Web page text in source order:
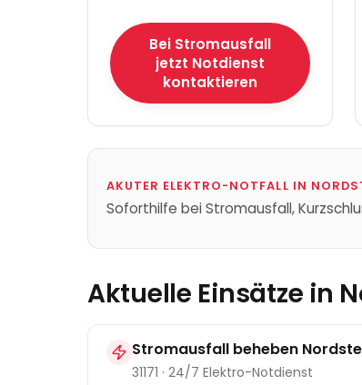
Bei Stromausfall
jetzt Notdienst
kontaktieren
AKUTER ELEKTRO-NOTFALL IN
Soforthilfe bei Stromausfall,
Aktuelle Einsätze in
Stromausfall beheben
31171 · 24/7 Elektro-Notdienst